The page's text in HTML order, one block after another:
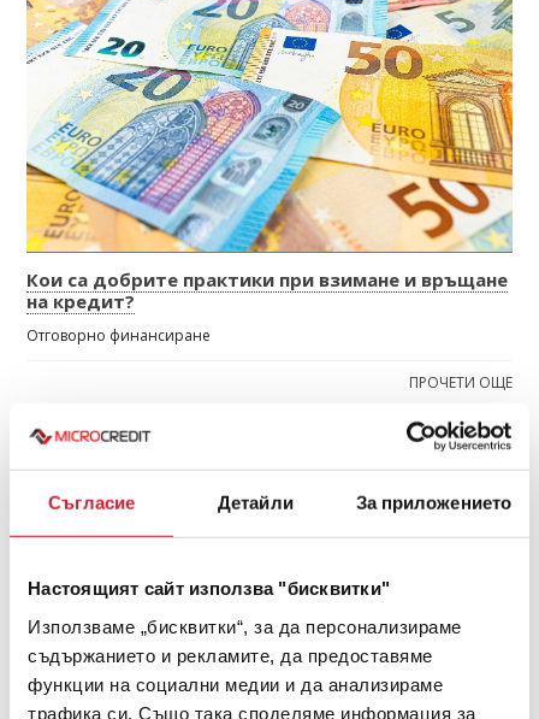
Съгласие Детайли За приложението
Настоящият сайт използва "бисквитки"
Използваме „бисквитки“, за да персонализираме
съдържанието и рекламите, да предоставяме
функции на социални медии и да анализираме
трафика си. Също така споделяме информация за
Кои са добрите практики при взимане и връщане
на кредит?
Отговорно финансиране
ПРОЧЕТИ ОЩЕ
2025